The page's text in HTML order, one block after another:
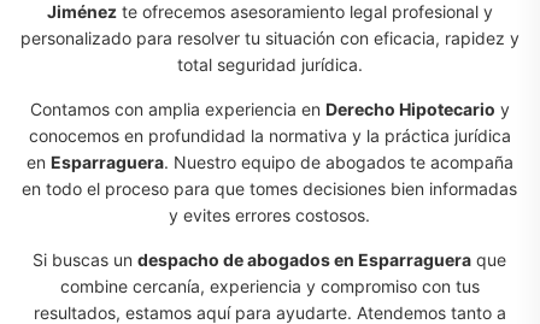
Jiménezte ofrecemos asesoramiento legal profesional y
personalizado para resolver tu situación con eficacia, rapidez y
total seguridad jurídica.
Contamos con amplia experiencia en Derecho Hipotecario y
conocemos en profundidad la normativa y la práctica jurídica
en Esparraguera. Nuestro equipo de abogados te acompaña
en todo el proceso para que tomes decisiones bien informadas
y evites errores costosos.
Si buscas undespacho de abogados en Esparraguera que
combine cercanía, experiencia y compromiso con tus
resultados, estamos aquí para ayudarte. Atendemos tanto a